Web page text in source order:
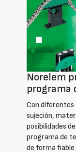
Norelem
programa
Con diferentes
sujeción,
posibilidades
programa de
de forma